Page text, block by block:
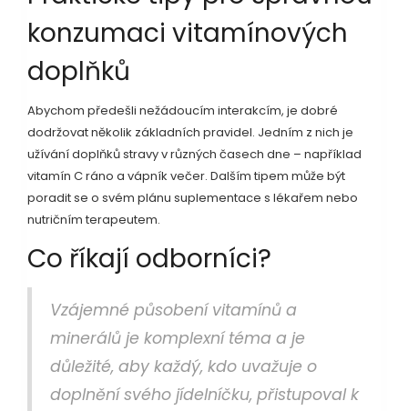
konzumaci vitamínových
doplňků
Abychom předešli nežádoucím interakcím, je dobré
dodržovat několik základních pravidel. Jedním z nich je
užívání doplňků stravy v různých časech dne – například
vitamín C ráno a vápník večer. Dalším tipem může být
poradit se o svém plánu suplementace s lékařem nebo
nutričním terapeutem.
Co říkají odborníci?
Vzájemné působení vitamínů a
minerálů je komplexní téma a je
důležité, aby každý, kdo uvažuje o
doplnění svého jídelníčku, přistupoval k